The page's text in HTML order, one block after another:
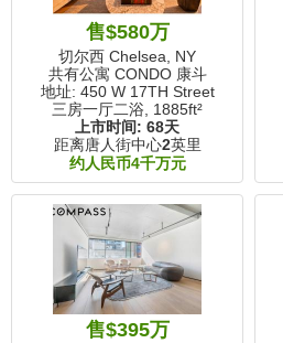
售$580万
切尔西 Chelsea, NY
共有公寓 CONDO 康斗
地址: 450 W 17TH Street
三房一厅二浴, 1885ft²
上市时间: 68天
距离唐人街中心2英里
约人民币4千万元
售$395万